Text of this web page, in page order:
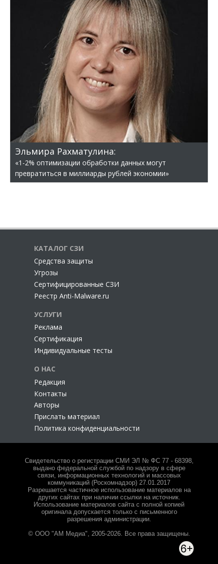
Эльмира Рахматулина:
«1-2% оптимизации обработки данных могут
превратиться в миллиарды рублей экономии»
КАТАЛОГ СЗИ
Cредства защиты
Угрозы
Сертифицированные СЗИ
Реестр Anti-Malware.ru
УСЛУГИ
Реклама
Сертификация
Индивидуальные тесты
О НАС
Редакция
Контакты
Авторы
Прислать материал
Политика конфиденциальности
Свидетельство о регистрации СМИ ЭЛ № ФС 77 - 68398,
выдано федеральной службой по надзору в сфере
связи, информационных технологий и массовых
коммуникаций (Роскомнадзор) 27.01.2017
Разрешается частичное использование материалов на
других сайтах при наличии ссылки на источник.
Использование материалов сайта с полной копией
оригинала допускается только с письменного
разрешения администрации.
© ООО "АМ Медиа", 2005-2026. Все права защищены.